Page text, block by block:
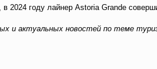
2024 году лайнер Astoria Grande
и актуальных новостей по теме